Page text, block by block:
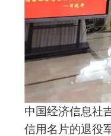
中国经济信息社
信用名片的退役